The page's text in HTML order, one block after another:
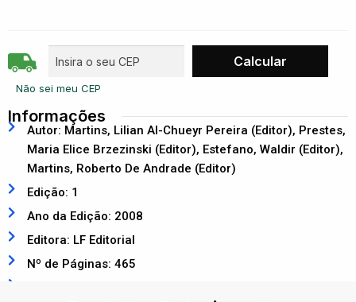
Não sei meu CEP
Informações
Autor: Martins, Lilian Al-Chueyr Pereira (Editor), Prestes,
Maria Elice Brzezinski (Editor), Estefano, Waldir (Editor),
Martins, Roberto De Andrade (Editor)
Edição: 1
Ano da Edição: 2008
Editora: LF Editorial
Nº de Páginas: 465